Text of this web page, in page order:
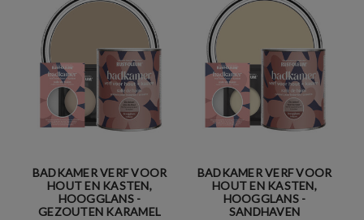
BADKAMER VERF VOOR
HOUT EN KASTEN,
HOOGGLANS -
GEZOUTEN KARAMEL
BADKAMER VERF VOOR
HOUT EN KASTEN,
HOOGGLANS -
SANDHAVEN